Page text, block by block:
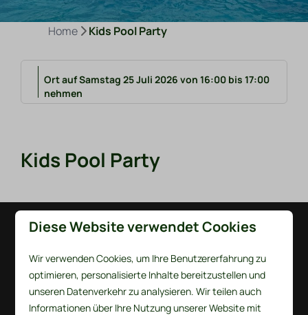
Home Kids Pool Party
Ort auf Samstag 25 Juli 2026 von 16:00 bis 17:00
nehmen
Kids Pool Party
Diese Website verwendet Cookies
Wir verwenden Cookies, um Ihre Benutzererfahrung zu
optimieren, personalisierte Inhalte bereitzustellen und
unseren Datenverkehr zu analysieren. Wir teilen auch
Informationen über Ihre Nutzung unserer Website mit